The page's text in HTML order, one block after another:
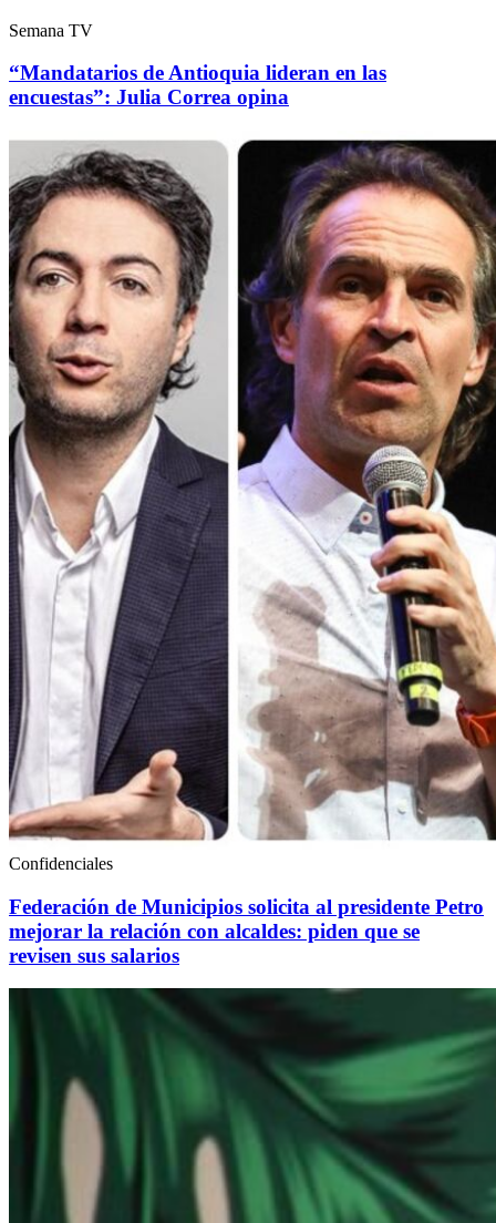
Semana TV
“Mandatarios de Antioquia lideran en las
encuestas”: Julia Correa opina
Confidenciales
Federación de Municipios solicita al presidente Petro
mejorar la relación con alcaldes: piden que se
revisen sus salarios